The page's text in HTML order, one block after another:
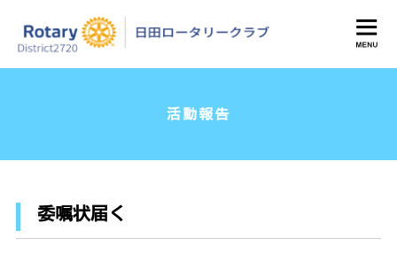
日田ロータリークラブ
活動報告
委嘱状届く